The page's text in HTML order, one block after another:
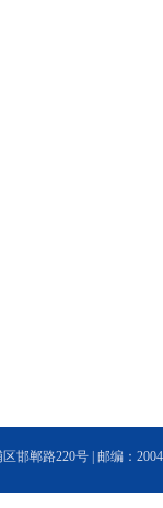
邯郸路220号 | 邮编：